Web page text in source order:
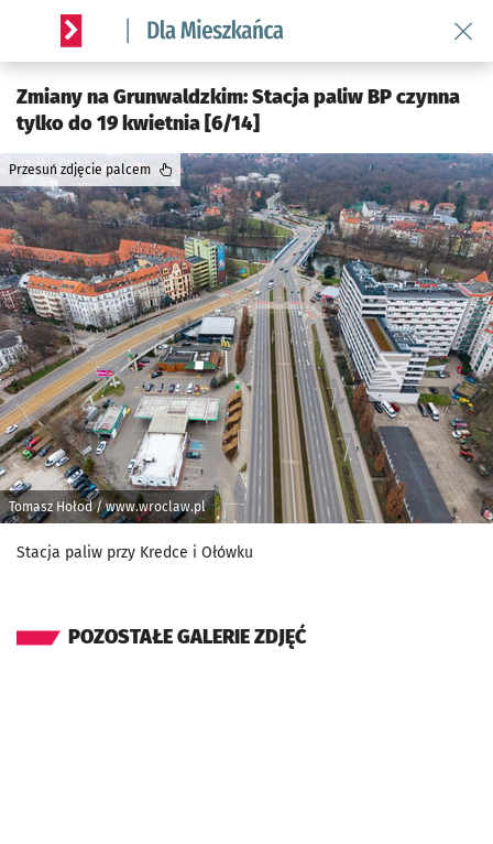
Serwis informacyjny wroclaw.pl podserwis: Dla mieszkańca
Zmiany na Grunwaldzkim: Stacja paliw BP czynna
tylko do 19 kwietnia [6/14]
Tomasz Hołod / www.wroclaw.pl
Przesuń zdjęcie palcem
Stacja paliw przy Kredce i Ołówku
POZOSTAŁE GALERIE ZDJĘĆ